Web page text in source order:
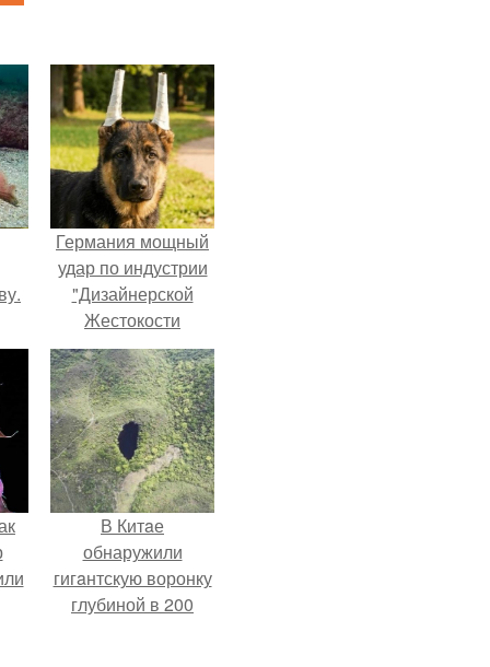
Германия мощный
удар по индустрии
"Дизайнерской
Жестокости
нанесла".
В Китaе
обнаружили
гигaнтскую воронку
глубиной в 200